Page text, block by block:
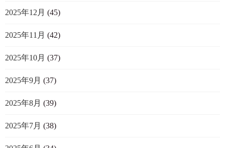
2025年12月 (45)
2025年11月 (42)
2025年10月 (37)
2025年9月 (37)
2025年8月 (39)
2025年7月 (38)